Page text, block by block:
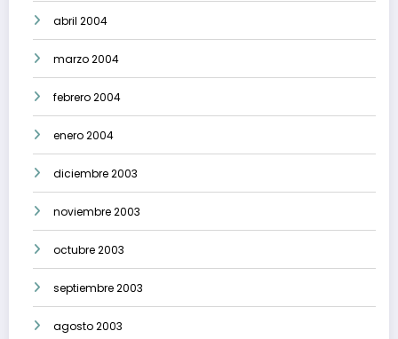
abril 2004
marzo 2004
febrero 2004
enero 2004
diciembre 2003
noviembre 2003
octubre 2003
septiembre 2003
agosto 2003